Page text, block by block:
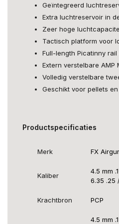
Geïntegreerd
Extra luchtreservoir in
Zeer hoge
Tactisch platform voor
Full-length Picatinny rail
Extern verstelbare AMP
Volledig verstelbare
Geschikt voor pellets
Productspecificaties
Merk FX
Kaliber
4.5 mm
6.35 .25
Krachtbron PCP
4.5 mm